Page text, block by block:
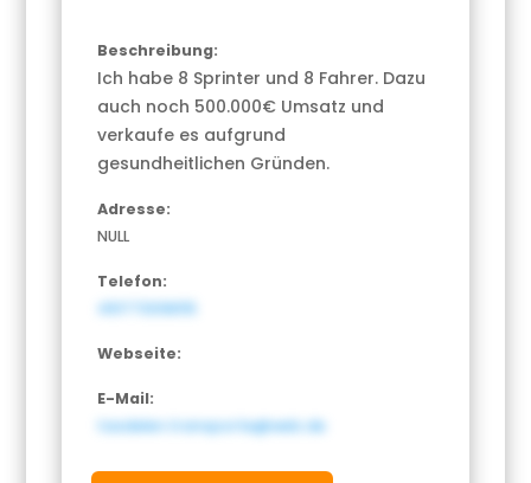
Beschreibung:
Ich habe 8 Sprinter und 8 Fahrer. Dazu
auch noch 500.000€ Umsatz und
verkaufe es aufgrund
gesundheitlichen Gründen.
Adresse:
NULL
Telefon:
491773098115
Webseite:
E-Mail:
tasdelen.transporte@web.de